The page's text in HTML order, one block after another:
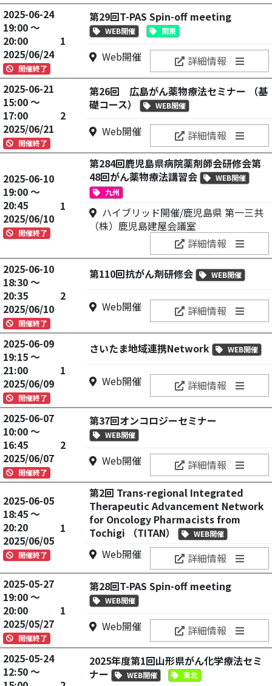
2025-06-24
19:00 ～
20:00
2025/06/24
開催終了
1
第29回T-PAS Spin-off meeting
WEB開催 関東
Web開催
詳細情報
2025-06-21
15:00 ～
17:00
2025/06/21
開催終了
2
第26回 広島がん薬物療法セミナー （基
礎コース）
WEB開催
Web開催 詳細情報
2025-06-10
19:00 ～
20:45
2025/06/10
開催終了
1
第284回鹿児島県病院薬剤師会研修会第
48回がん薬物療法講習会
WEB開催
九州
ハイブリッド開催/鹿児島県 第一三共
（株）鹿児島建屋会議室
詳細情報
2025-06-10
18:30 ～
20:35
2025/06/10
開催終了
2
第110回抗がん剤研修会 WEB開催
Web開催 詳細情報
2025-06-09
19:15 ～
21:00
2025/06/09
開催終了
1
さいたま地域連携Network WEB開催
Web開催 詳細情報
2025-06-07
10:00 ～
16:45
2025/06/07
開催終了
2
第37回オンコロジーセミナー
WEB開催
Web開催 詳細情報
2025-06-05
18:45 ～
20:20
2025/06/05
開催終了
1
第2回 Trans-regional Integrated
Therapeutic Advancement Network
for Oncology Pharmacists from
Tochigi （TITAN）
WEB開催
Web開催
詳細情報
2025-05-27
19:00 ～
20:00
2025/05/27
開催終了
1
第28回T-PAS Spin-off meeting
WEB開催
Web開催
詳細情報
2025-05-24
12:50 ～
2025年度第1回山形県がん化学療法セミ
ナー
WEB開催 東北